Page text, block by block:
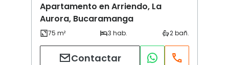
Apartamento en Arriendo, La
Aurora, Bucaramanga
Contactar